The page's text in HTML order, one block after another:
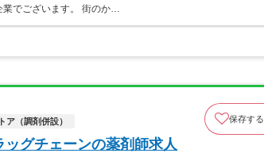
業でございます。 街のか…
ア（調剤併設） 保存する
ッグチェーンの薬剤師求人